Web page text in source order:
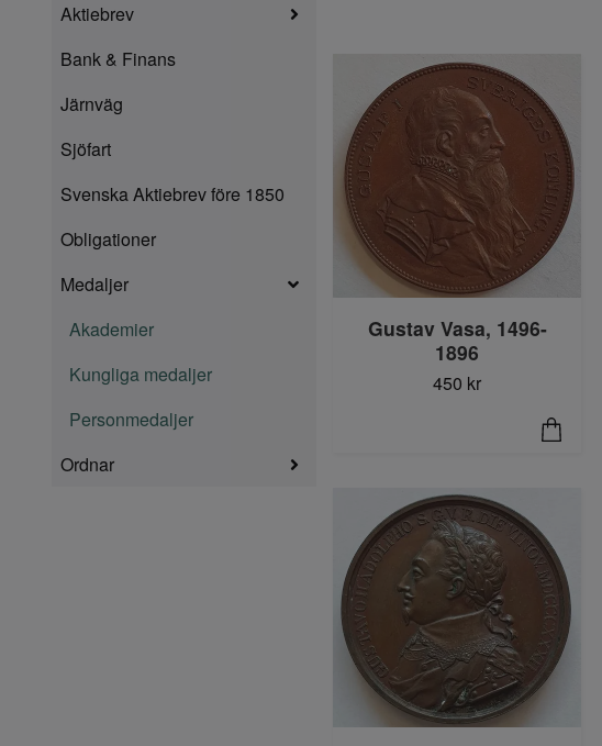
Aktiebrev
Bank & Finans
Järnväg
Sjöfart
Svenska Aktiebrev före 1850
Obligationer
Medaljer
Akademier
Kungliga medaljer
Personmedaljer
Ordnar
Gustav Vasa, 1496-
1896
450 kr